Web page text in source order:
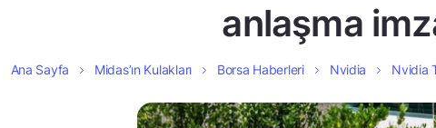
anlaşma
Ana Sayfa Midas’ın Kulakları Borsa Haberleri Nvidia Nvidia